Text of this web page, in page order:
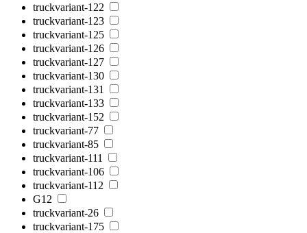
truckvariant-122
truckvariant-123
truckvariant-125
truckvariant-126
truckvariant-127
truckvariant-130
truckvariant-131
truckvariant-133
truckvariant-152
truckvariant-77
truckvariant-85
truckvariant-111
truckvariant-106
truckvariant-112
G12
truckvariant-26
truckvariant-175